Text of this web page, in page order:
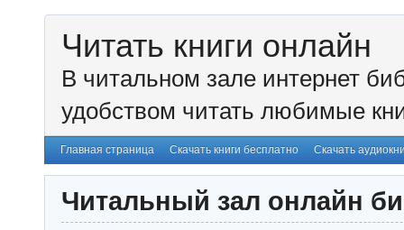
Читать книги онлайн
В читальном зале интернет
удобством читать любимые
Главная страница Скачать книги бесплатно Скачать
Читальный зал онлайн